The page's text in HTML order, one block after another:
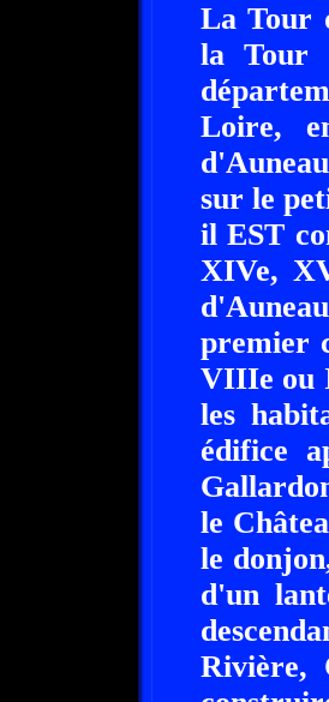
La Tour
la Tour
Loire,
sur le
il EST
XIVe,
premier
VIIIe ou
les
édifice
le
le
d'un
Rivière,